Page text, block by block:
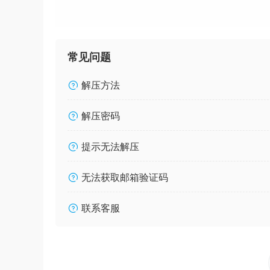
常见问题
解压方法
解压密码
提示无法解压
无法获取邮箱验证码
联系客服